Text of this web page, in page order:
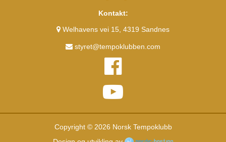
Kontakt:
Welhavens vei 15, 4319 Sandnes
styret@tempoklubben.com
Copyright © 2026 Norsk Tempoklubb